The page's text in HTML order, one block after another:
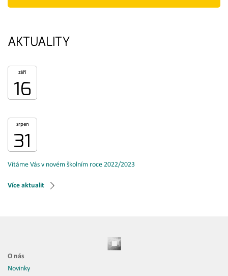
AKTUALITY
září
16
srpen
31
Vítáme Vás v novém školním roce 2022/2023
Více aktualit
O nás
Novinky